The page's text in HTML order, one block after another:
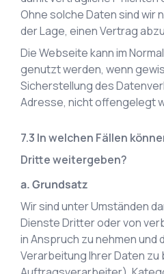
Ohne solche Daten sind wir
der Lage, einen Vertrag
Die Webseite kann im
genutzt werden, wenn
Sicherstellung des
Adresse, nicht offengelegt
In welchen Fällen
Dritte weitergeben?
a. Grundsatz
Wir sind unter Umständen
Dienste Dritter oder von
in Anspruch zu nehmen und
Verarbeitung Ihrer Daten